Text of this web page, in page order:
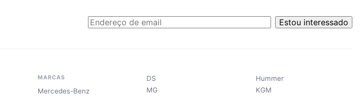
Estou interessado
MARCAS
Mercedes-Benz
DS
MG
Hummer
KGM